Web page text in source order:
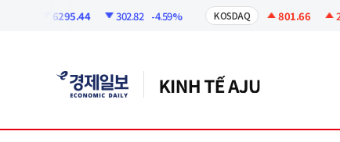
6295.44 302.82 -4.59% KOSDAQ 801.66 2.07